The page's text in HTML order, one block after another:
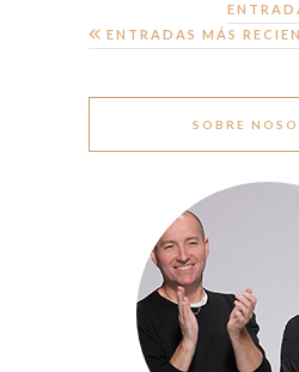
ENTRADAS MÁS
SOBRE